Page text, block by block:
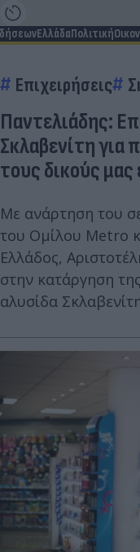
ΕλλάδαΠολιτική
Επιχειρήσεις
Παντελιάδης:
Σκλαβενίτη για
τους δικούς
Με ανάρτηση του
του Ομίλου Metro
Ελλάδος,
στην κατάργηση
αλυσίδα